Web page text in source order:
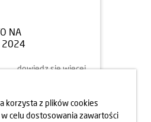
NA
2024
dowiedz się więcej
korzysta z plików cookies
celu dostosowania zawartości